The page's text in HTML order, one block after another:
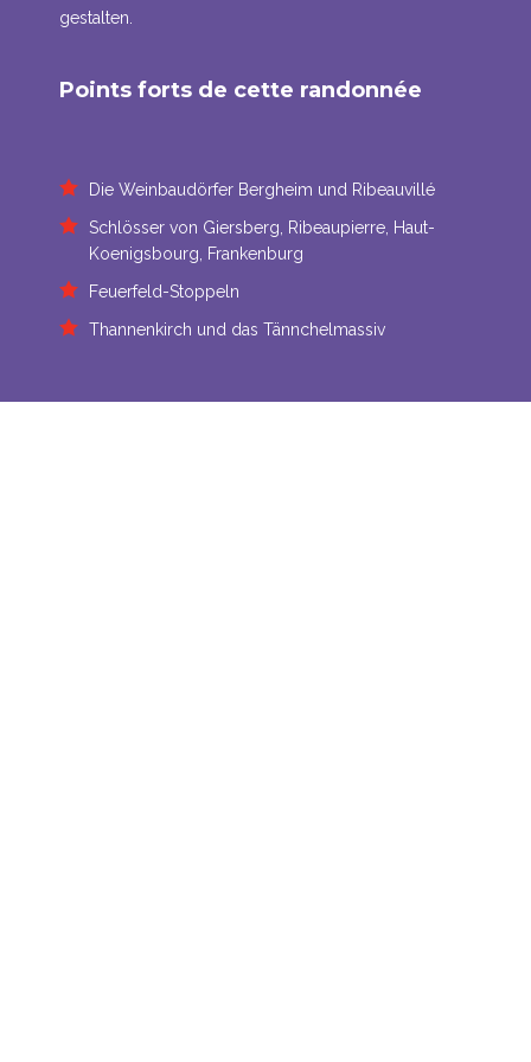
gestalten.
Points forts de cette randonnée
Die Weinbaudörfer Bergheim und Ribeauvillé
Schlösser von Giersberg, Ribeaupierre, Haut-
Koenigsbourg, Frankenburg
Feuerfeld-Stoppeln
Thannenkirch und das Tännchelmassiv